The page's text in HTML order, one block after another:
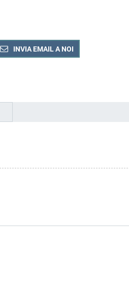
INVIA EMAIL A NOI